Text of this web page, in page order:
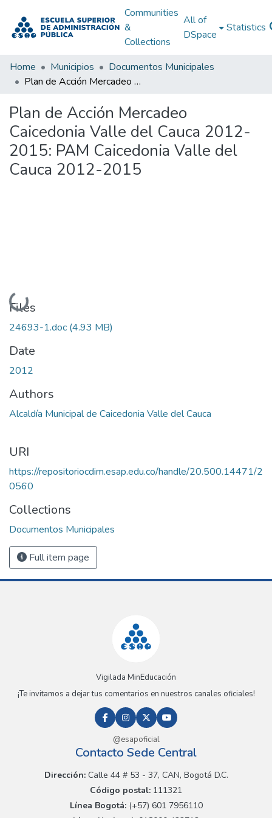
Communities
&
Collections
All of
DSpace
Statistics
Home Municipios
Documentos Municipales
Plan de Acción Mercadeo Caicedonia Valle del Cauca 2012-2015: PAM Caicedonia Valle del Cauca 2012-2015
Plan de Acción Mercadeo
Caicedonia Valle del Cauca 2012-
2015: PAM Caicedonia Valle del
Cauca 2012-2015
Loading...
Files
24693-1.doc (4.93 MB)
Date
2012
Authors
Alcaldía Municipal de Caicedonia Valle del Cauca
URI
https://repositoriocdim.esap.edu.co/handle/20.500.14471/2
0560
Collections
Documentos Municipales
Full item page
Vigilada MinEducación
¡Te invitamos a dejar tus comentarios en nuestros canales oficiales!
@esapoficial
Contacto Sede Central
Dirección:Calle 44 # 53 - 37, CAN, Bogotá D.C.
Código postal: 111321
Línea Bogotá:(+57) 601 7956110